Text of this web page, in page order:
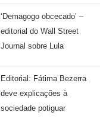
‘Demagogo obcecado’ –
editorial do Wall Street
Journal sobre Lula
Editorial: Fátima Bezerra
deve explicações à
sociedade potiguar